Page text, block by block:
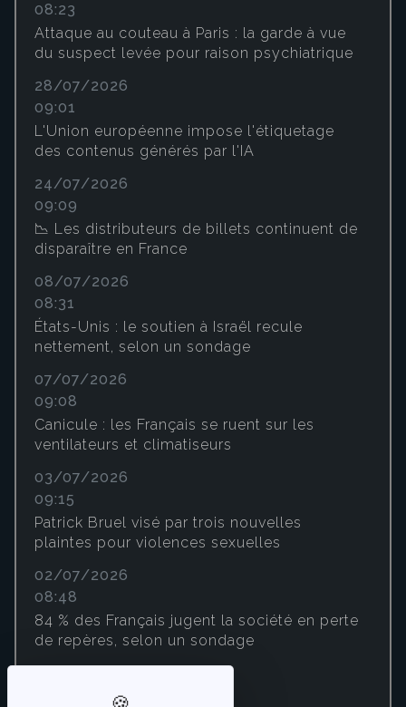
08:23
Attaque au couteau à Paris : la garde à vue
du suspect levée pour raison psychiatrique
28/07/2026
09:01
L'Union européenne impose l'étiquetage
des contenus générés par l'IA
24/07/2026
09:09
📉 Les distributeurs de billets continuent de
disparaître en France
08/07/2026
08:31
États-Unis : le soutien à Israël recule
nettement, selon un sondage
07/07/2026
09:08
Canicule : les Français se ruent sur les
ventilateurs et climatiseurs
03/07/2026
09:15
Patrick Bruel visé par trois nouvelles
plaintes pour violences sexuelles
02/07/2026
08:48
84 % des Français jugent la société en perte
de repères, selon un sondage